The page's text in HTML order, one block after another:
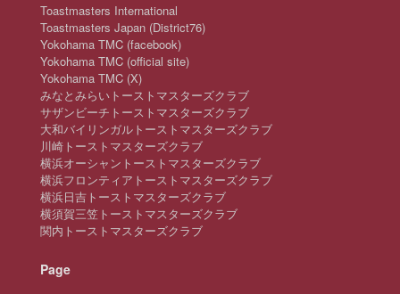
Toastmasters International
Toastmasters Japan (District76)
Yokohama TMC (facebook)
Yokohama TMC (official site)
Yokohama TMC (X)
みなとみらいトーストマスターズクラブ
サザンビーチトーストマスターズクラブ
大和バイリンガルトーストマスターズクラブ
川崎トーストマスターズクラブ
横浜オーシャントーストマスターズクラブ
横浜フロンティアトーストマスターズクラブ
横浜日吉トーストマスターズクラブ
横須賀三笠トーストマスターズクラブ
関内トーストマスターズクラブ
Page